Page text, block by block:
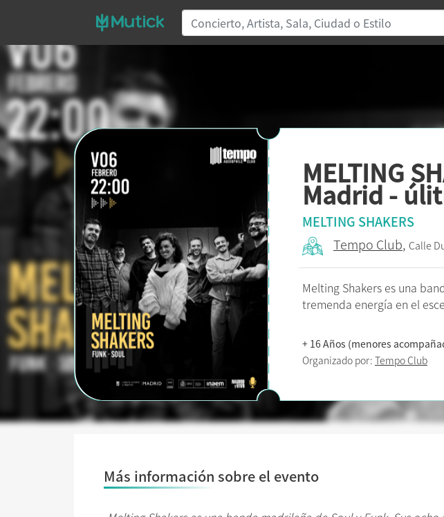
MELTING
Madrid -
MELTING SHAKERS
Tempo Club, Calle
Melting Shakers es una
tremenda energía en el
+ 16 Años (menores
Organizado por: Tempo Club
Más información sobre el evento